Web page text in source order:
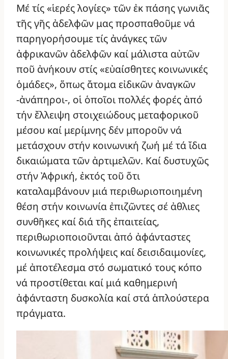
Μέ τίς «ἱερές λογίες» τῶν ἐκ πάσης γωνιᾶς
τῆς γῆς ἀδελφῶν μας προσπαθοῦμε νά
παρηγορήσουμε τίς ἀνάγκες τῶν
ἀφρικανῶν ἀδελφῶν καί μάλιστα αὐτῶν
ποῦ ἀνήκουν στίς «εὐαίσθητες κοινωνικές
ὁμάδες», ὅπως ἄτομα εἰδικῶν ἀναγκῶν
-ἀνάπηροι-, οἱ ὁποῖοι πολλές φορές ἀπό
τήν ἔλλειψη στοιχειώδους μεταφορικοῦ
μέσου καί μερίμνης δέν μποροῦν νά
μετάσχουν στήν κοινωνική ζωή μέ τά ἴδια
δικαιώματα τῶν ἀρτιμελῶν. Καί δυστυχῶς
στήν Ἀφρική, ἐκτός τοῦ ὅτι
καταλαμβάνουν μιά περιθωριοποιημένη
θέση στήν κοινωνία ἐπιζῶντες σέ ἀθλιες
συνθῆκες καί διά τῆς ἐπαιτείας,
περιθωριοποιοῦνται ἀπό ἀφάνταστες
κοινωνικές προλήψεις καί δεισιδαιμονίες,
μέ ἀποτέλεσμα στό σωματικό τους κόπο
νά προστίθεται καί μιά καθημερινή
ἀφάνταστη δυσκολία καί στά ἁπλούστερα
πράγματα.